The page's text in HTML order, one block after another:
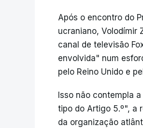
Após o encontro do
ucraniano, Volodímir
canal de televisão
envolvida" num
pelo Reino Unido e
Isso não contempla
tipo do Artigo 5.º", a
da organização